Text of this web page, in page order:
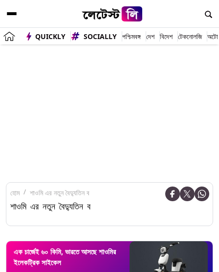
QUICKLY SOCIALLY পশ্চিমবঙ্গ দেশ বিদেশ টেকনোলজি অটো
হোম শাওমি এর নতুন বৈদ্যুতিন ব
শাওমি এর নতুন বৈদ্যুতিন ব
এক চার্জেই ৬০ কিমি, ভারতে আসছে শাওমির
ইলেকট্রিক সাইকেল